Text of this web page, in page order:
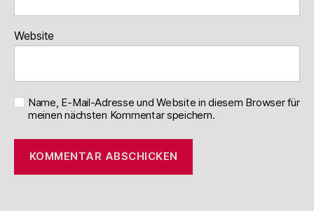
Website
Name, E-Mail-Adresse und Website in diesem Browser für
meinen nächsten Kommentar speichern.